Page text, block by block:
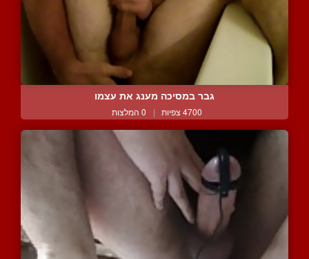
גבר במסיכה מענג את עצמו
4700 צפיות | 0 המלצות